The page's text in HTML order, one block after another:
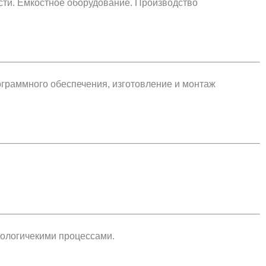
Емкостное оборудование. Производство
обеспечения, изготовление и монтаж
процессами.